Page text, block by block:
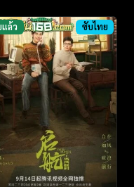
แล้ว ซับไทย